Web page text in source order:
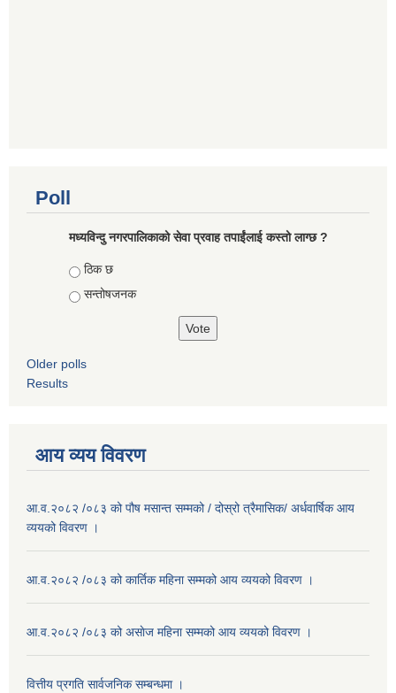
Poll
मध्यविन्दु नगरपालिकाको सेवा प्रवाह तपाईंलाई कस्तो लाग्छ ?
Choices
ठिक छ
सन्तोषजनक
Older polls
Results
आय व्यय विवरण
आ.व.२०८२ /०८३ को पौष मसान्त सम्मको / दोस्रो त्रैमासिक/ अर्धवार्षिक आय
व्ययको विवरण ।
आ.व.२०८२ /०८३ को कार्तिक महिना सम्मको आय व्ययको विवरण ।
आ.व.२०८२ /०८३ को असाेज महिना सम्मको आय व्ययको विवरण ।
वित्तीय प्रगति सार्वजनिक सम्बन्धमा ।